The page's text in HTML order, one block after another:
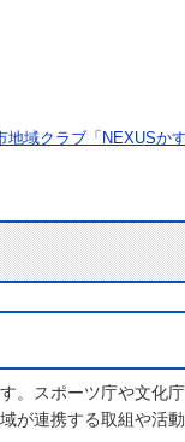
域クラブ「NEXUSか
スポーツ庁や文化
連携する取組や活